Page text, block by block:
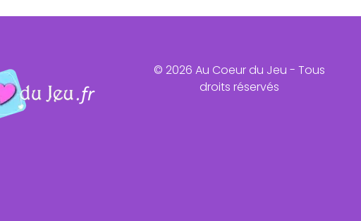
© 2026 Au Coeur du Jeu - Tous
droits réservés